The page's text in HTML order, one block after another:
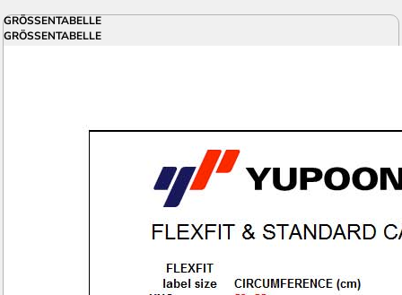
GRÖSSENTABELLE
GRÖSSENTABELLE